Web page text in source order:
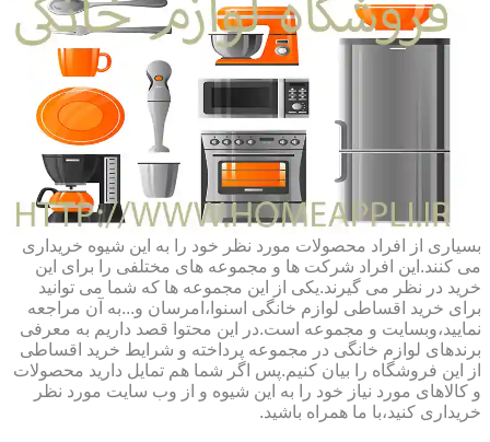
بسیاری از افراد محصولات مورد نظر خود را به این شیوه خریداری
می کنند.این افراد شرکت ها و مجموعه های مختلفی را برای این
خرید در نظر می گیرند.یکی از این مجموعه ها که شما می توانید
برای خرید اقساطی لوازم خانگی اسنوا،امرسان و...به آن مراجعه
نمایید،وبسایت و مجموعه است.در این محتوا قصد داریم به معرفی
برندهای لوازم خانگی در مجموعه پرداخته و شرایط خرید اقساطی
از این فروشگاه را بیان کنیم.پس اگر شما هم تمایل دارید محصولات
و کالاهای مورد نیاز خود را به این شیوه و از وب سایت مورد نظر
خریداری کنید،با ما همراه باشید.